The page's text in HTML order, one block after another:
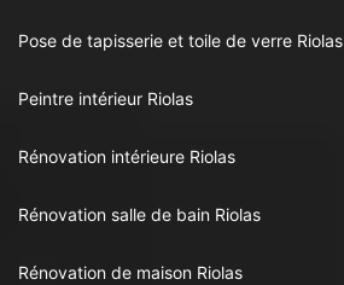
Pose de tapisserie et toile de verre Riolas
Peintre intérieur Riolas
Rénovation intérieure Riolas
Rénovation salle de bain Riolas
Rénovation de maison Riolas